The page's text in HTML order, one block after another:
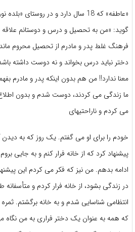
«عاطفه» که 18 سال دارد و در
گوید: «من به تحصیل و درس و دوستانم علاقه
فرهنگ غلط پدر و مادرم از تحصیل محروم
دختر نباید درس بخواند و نه دوست داشته
معنا ندارد!! من هم بدون اینکه پدر و مادرم
ما زندگی می کردند، دوست شدم و بدون اطلاع
می کردم و ناراحتیهای
خودم را برای او می گفتم. یک روز که به دیدن
پیشنهاد کرد که از خانه فرار کنم و به جایی
ادامه بدهم. من نیز که فکر می کردم این
انتظامی شناسایی شدم و به خانه برگشتم.
که همه به عنوان یک دختر فراری به من نگاه